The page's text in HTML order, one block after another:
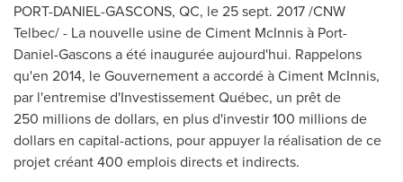
PORT-DANIEL-GASCONS, QC, le 25 sept. 2017 /CNW
Telbec/ - La nouvelle usine de Ciment McInnis à Port-
Daniel-Gasconsa été inaugurée aujourd'hui. Rappelons
qu'en 2014, le Gouvernement a accordé à Ciment McInnis,
par l'entremise d'Investissement Québec, un prêt de
250 millions de dollars, en plus d'investir 100 millions de
dollars en capital-actions, pour appuyer la réalisation de ce
projet créant 400 emplois directs et indirects.